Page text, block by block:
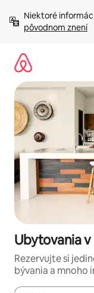
obsah.
Niektoré
pôvodnom znení
Ubytovania
Rezervujte si
bývania a mnoho